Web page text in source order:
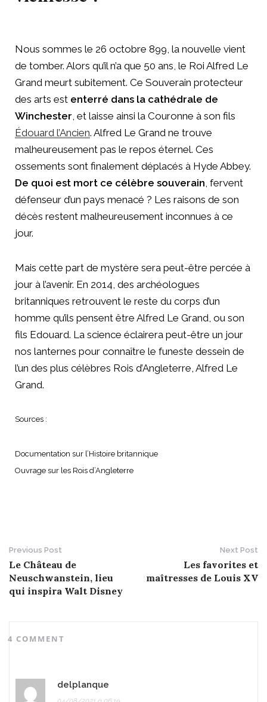
Nous sommes le 26 octobre 899, la nouvelle vient
de tomber. Alors qu’il n’a que 50 ans, le Roi Alfred Le
Grand meurt subitement. Ce Souverain protecteur
des arts est enterré dans la cathédrale de
Winchester, et laisse ainsi la Couronne à son fils
Édouard l’Ancien. Alfred Le Grand ne trouve
malheureusement pas le repos éternel. Ces
ossements sont finalement déplacés à Hyde Abbey.
De quoi est mort ce célèbre souverain, fervent
défenseur d’un pays menacé ? Les raisons de son
décès restent malheureusement inconnues à ce
jour.
Mais cette part de mystère sera peut-être percée à
jour à l’avenir. En 2014, des archéologues
britanniques retrouvent le reste du corps d’un
homme qu’ils pensent être Alfred Le Grand, ou son
fils Edouard. La science éclairera peut-être un jour
nos lanternes pour connaître le funeste dessein de
l’un des plus célèbres Rois d’Angleterre, Alfred Le
Grand.
Sources :
Documentation sur l’Histoire britannique
Ouvrage sur les Rois d’Angleterre
P
o
t
a
Previous Post
Le Château de
Neuschwanstein, lieu
qui inspira Walt Disney
Next Post
Les favorites et
maîtresses de Louis XV
4 COMMENT
delplanque